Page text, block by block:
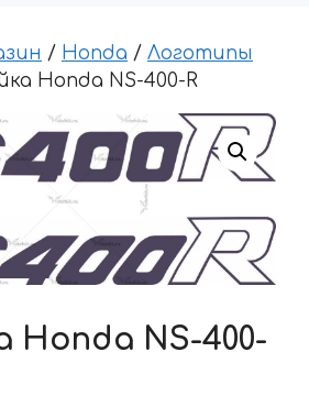
/ Honda / Логотипы
Honda NS-400-R
Honda NS-400-